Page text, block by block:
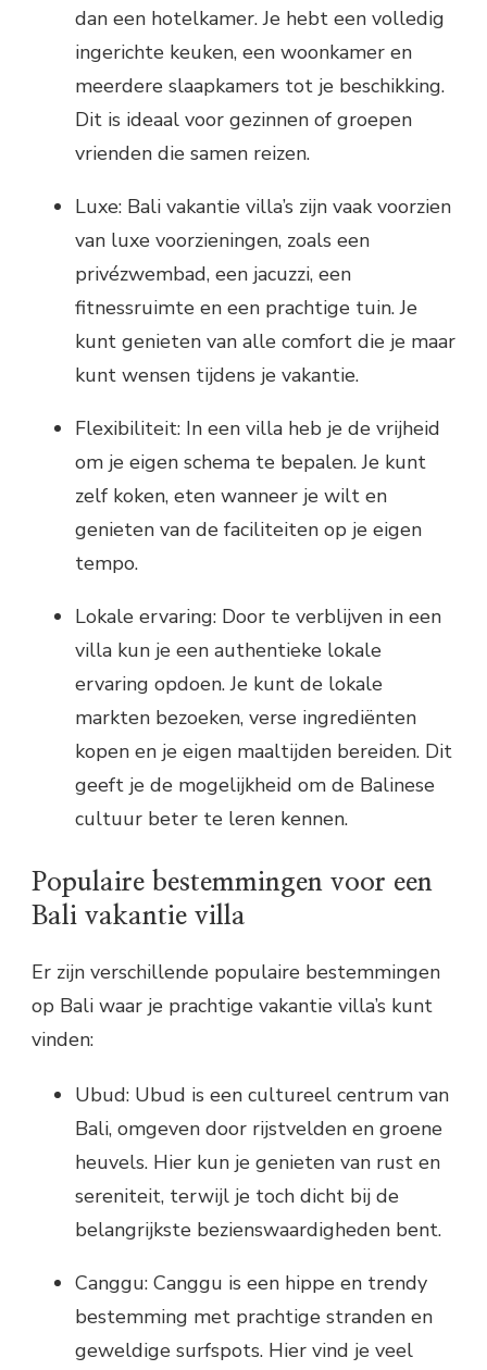
dan een hotelkamer. Je hebt een volledig
ingerichte keuken, een woonkamer en
meerdere slaapkamers tot je beschikking.
Dit is ideaal voor gezinnen of groepen
vrienden die samen reizen.
Luxe: Bali vakantie villa’s zijn vaak voorzien
van luxe voorzieningen, zoals een
privézwembad, een jacuzzi, een
fitnessruimte en een prachtige tuin. Je
kunt genieten van alle comfort die je maar
kunt wensen tijdens je vakantie.
Flexibiliteit: In een villa heb je de vrijheid
om je eigen schema te bepalen. Je kunt
zelf koken, eten wanneer je wilt en
genieten van de faciliteiten op je eigen
tempo.
Lokale ervaring: Door te verblijven in een
villa kun je een authentieke lokale
ervaring opdoen. Je kunt de lokale
markten bezoeken, verse ingrediënten
kopen en je eigen maaltijden bereiden. Dit
geeft je de mogelijkheid om de Balinese
cultuur beter te leren kennen.
Populaire bestemmingen voor een
Bali vakantie villa
Er zijn verschillende populaire bestemmingen
op Bali waar je prachtige vakantie villa’s kunt
vinden:
Ubud: Ubud is een cultureel centrum van
Bali, omgeven door rijstvelden en groene
heuvels. Hier kun je genieten van rust en
sereniteit, terwijl je toch dicht bij de
belangrijkste bezienswaardigheden bent.
Canggu: Canggu is een hippe en trendy
bestemming met prachtige stranden en
geweldige surfspots. Hier vind je veel